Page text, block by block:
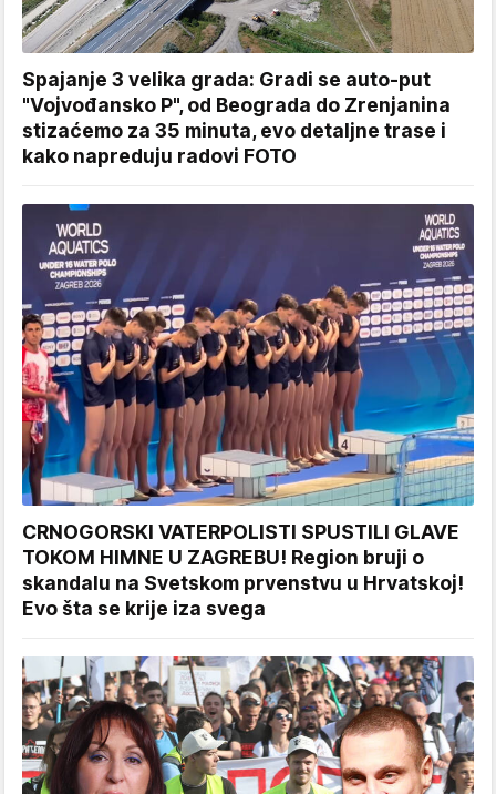
Spajanje 3 velika grada: Gradi se auto-put
"Vojvođansko P", od Beograda do Zrenjanina
stizaćemo za 35 minuta, evo detaljne trase i
kako napreduju radovi FOTO
CRNOGORSKI VATERPOLISTI SPUSTILI GLAVE
TOKOM HIMNE U ZAGREBU! Region bruji o
skandalu na Svetskom prvenstvu u Hrvatskoj!
Evo šta se krije iza svega